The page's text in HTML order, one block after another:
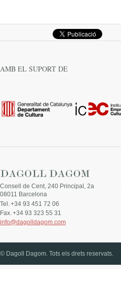
AMB EL SUPORT DE
Consell de Cent, 240 Principal, 2a
08011 Barcelona
Tel. +34 93 451 72 06
Fax. +34 93 323 55 31
info@dagolldagom.com
© Dagoll Dagom. Tots els drets reservats.